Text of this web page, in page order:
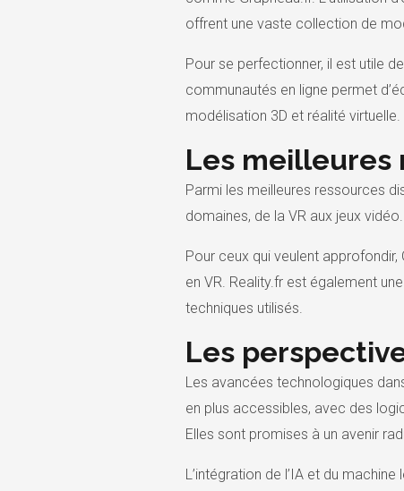
offrent une vaste collection de
Pour se perfectionner, il est utile
communautés en ligne permet
modélisation 3D et réalité virtuelle.
Les meilleures
Parmi les meilleures ressources
domaines, de la VR aux jeux
Pour ceux qui veulent
en VR. Reality.fr est également
techniques utilisés.
Les
Les avancées technologiques
en plus accessibles, avec des
Elles sont promises à un avenir
L’intégration de l’IA et du